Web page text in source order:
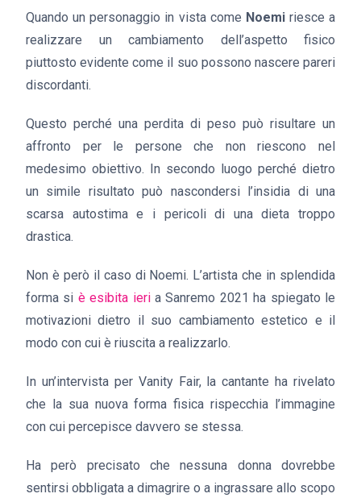
Quando un personaggio in vista come Noemiriesce a
realizzare un cambiamento dell’aspetto fisico
piuttosto evidente come il suo possono nascere pareri
discordanti.
Questo perché una perdita di peso può risultare un
affronto per le persone che non riescono nel
medesimo obiettivo. In secondo luogo perché dietro
un simile risultato può nascondersi l’insidia di una
scarsa autostima e i pericoli di una dieta troppo
drastica.
Non è però il caso di Noemi. L’artista che in splendida
forma si è esibita ieria Sanremo 2021 ha spiegato le
motivazioni dietro il suo cambiamento estetico e il
modo con cui è riuscita a realizzarlo.
In un’intervista per Vanity Fair, la cantante ha rivelato
che la sua nuova forma fisica rispecchia l’immagine
con cui percepisce davvero se stessa.
Ha però precisato che nessuna donna dovrebbe
sentirsi obbligata a dimagrire o a ingrassare allo scopo